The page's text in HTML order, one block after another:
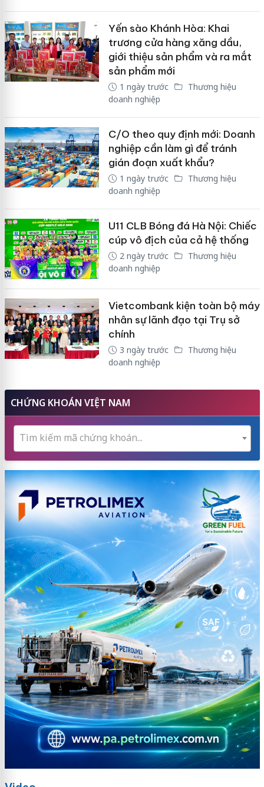
Yến sào Khánh Hòa: Khai
trương cửa hàng xăng dầu,
giới thiệu sản phẩm và ra mắt
sản phẩm mới
1 ngày trước
Thương hiệu
doanh nghiệp
C/O theo quy định mới: Doanh
nghiệp cần làm gì để tránh
gián đoạn xuất khẩu?
1 ngày trước
Thương hiệu
doanh nghiệp
U11 CLB Bóng đá Hà Nội: Chiếc
cúp vô địch của cả hệ thống
2 ngày trước
Thương hiệu
doanh nghiệp
Vietcombank kiện toàn bộ máy
nhân sự lãnh đạo tại Trụ sở
chính
3 ngày trước
Thương hiệu
doanh nghiệp
CHỨNG KHOÁN VIỆT NAM
Tìm kiếm mã chứng khoán...